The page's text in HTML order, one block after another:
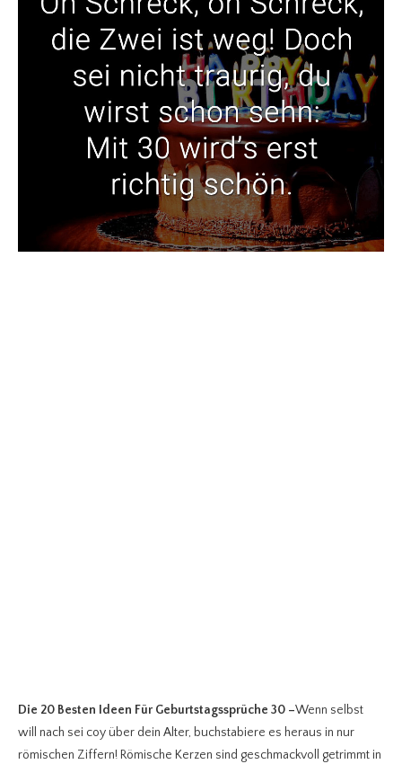
Die 20 Besten Ideen Für Geburtstagssprüche 30 –Wenn selbst
will nach sei coy über dein Alter, buchstabiere es heraus in nur
römischen Ziffern! Römische Kerzen sind geschmackvoll getrimmt in